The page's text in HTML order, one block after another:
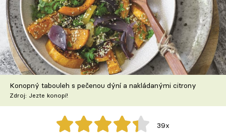
Články
TV Program
Škola vaření
Recepty z TV
Speciál: Cuketa
Těhotnej kuchař
Konopný tabouleh s pečenou dýní a nakládanými citrony
Zdroj: Jezte konopí!
39x